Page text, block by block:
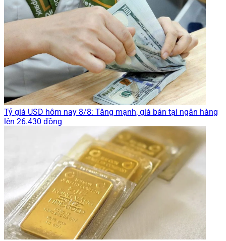
Tỷ giá USD hôm nay 8/8: Tăng mạnh, giá bán tại ngân hàng
lên 26.430 đồng